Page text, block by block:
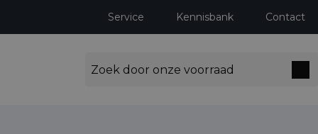
Service Kennisbank Contact